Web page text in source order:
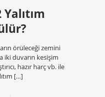
örüleceği zemini
iki duvarın kesişim
hazır harç vb. ile
[…]